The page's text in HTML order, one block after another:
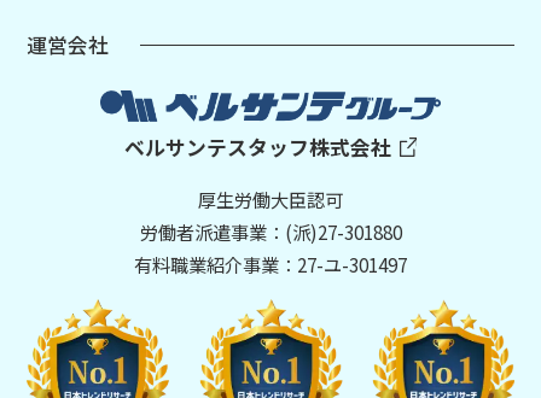
運営会社
ベルサンテスタッフ株式会社
厚生労働大臣認可
労働者派遣事業：(派)27-301880
有料職業紹介事業：27-ユ-301497